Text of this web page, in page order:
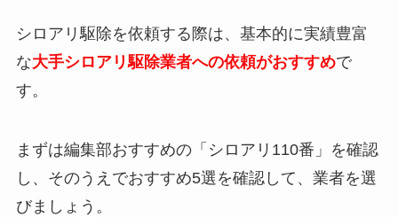
シロアリ駆除を依頼する際は、基本的に実績豊富
な大手シロアリ駆除業者への依頼がおすすめで
す。
まずは編集部おすすめの「シロアリ110番」を確認
し、そのうえでおすすめ5選を確認して、業者を選
びましょう。